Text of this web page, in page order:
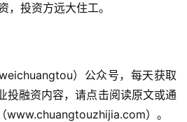
，投资方远大住工。
）公众号，每天获取
投融资内容，请点击阅读原文或通
www.chuangtouzhijia.com）。